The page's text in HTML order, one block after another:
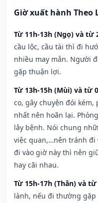
Giờ xuất hành Theo
Từ 11h-13h (Ngọ) và từ
cầu lộc, cầu tài thì đi
nhiều may mắn. Người
gặp thuận lợi.
Từ 13h-15h (Mùi) và từ
cọ, gây chuyện đói
nhất nên hoãn lại.
lây bệnh. Nói chung
việc quan,…nên tránh đi
đi vào giờ này thì nên
hay cãi nhau.
Từ 15h-17h (Thân) và
lành, nếu đi thường gặp